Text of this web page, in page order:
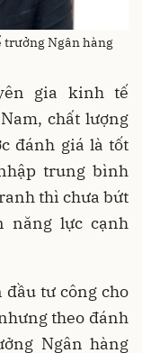
trưởng Ngân hàng
gia kinh tế
chất lượng
đánh giá là tốt
trung bình
thì chưa bứt
năng lực cạnh
tư công cho
theo đánh
Ngân hàng